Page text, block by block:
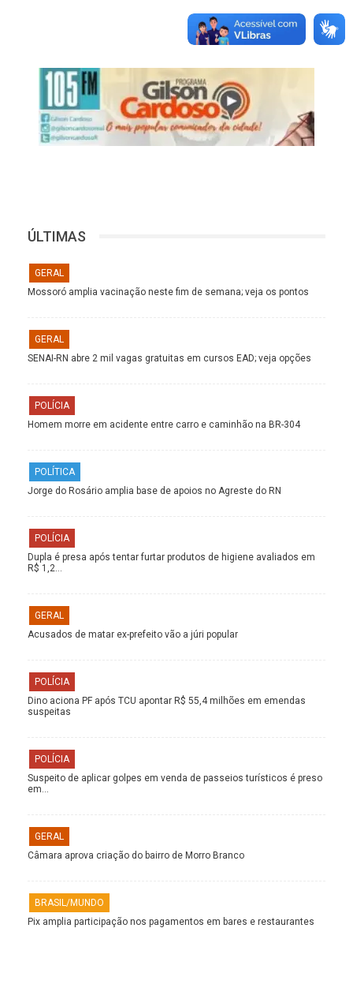
ÚLTIMAS
GERAL
Mossoró amplia vacinação neste fim de semana; veja os pontos
GERAL
SENAI-RN abre 2 mil vagas gratuitas em cursos EAD; veja opções
POLÍCIA
Homem morre em acidente entre carro e caminhão na BR-304
POLÍTICA
Jorge do Rosário amplia base de apoios no Agreste do RN
POLÍCIA
Dupla é presa após tentar furtar produtos de higiene avaliados em
R$ 1,2…
GERAL
Acusados de matar ex-prefeito vão a júri popular
POLÍCIA
Dino aciona PF após TCU apontar R$ 55,4 milhões em emendas
suspeitas
POLÍCIA
Suspeito de aplicar golpes em venda de passeios turísticos é preso
em…
GERAL
Câmara aprova criação do bairro de Morro Branco
BRASIL/MUNDO
Pix amplia participação nos pagamentos em bares e restaurantes